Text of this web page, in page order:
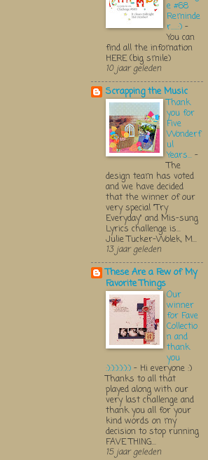
e #68
Reminde
r.....:) -
You can
find all the infomation
HERE (big smile)
10 jaar geleden
Scrapping the Music
Thank
you for
Five
Wonderf
ul
Years... -
The
design team has voted
and we have decided
that the winner of our
very special "Try
Everyday" and Mis-sung
Lyrics challenge is...
Julie Tucker-Wolek, M...
13 jaar geleden
These Are a Few of My
Favorite Things
Our
winner
for Fave
Collectio
n and
thank
you
:):):):):):) - Hi everyone :)
Thanks to all that
played along with our
very last challenge and
thank you all for your
kind words on my
decision to stop running
FAVE THING...
15 jaar geleden